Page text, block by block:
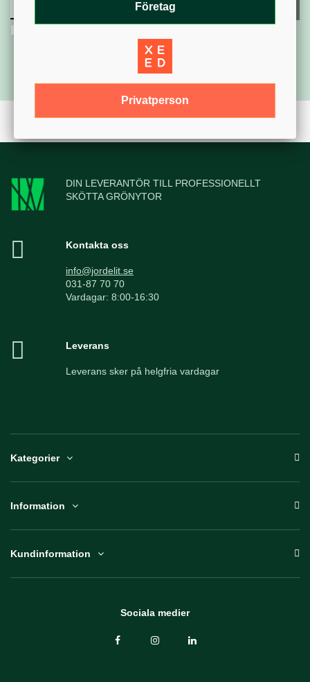
DIN LEVERANTÖR TILL PROFESSIONELLT
SKÖTTA GRÖNYTOR
Kontakta oss
info@jordelit.se
031-87 70 70
Vardagar: 8:00-16:30
Leverans
Leverans sker på helgfria vardagar
Kategorier
Information
Kundinformation
Sociala medier
Företag
Privatperson